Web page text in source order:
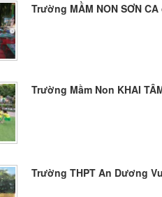
Trường MẦM NON SƠN
Trường Mầm Non KHAI
Trường THPT An Dương